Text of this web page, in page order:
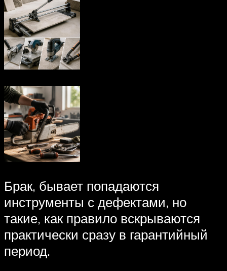
Брак, бывает попадаются
инструменты с дефектами, но
такие, как правило вскрываются
практически сразу в гарантийный
период.